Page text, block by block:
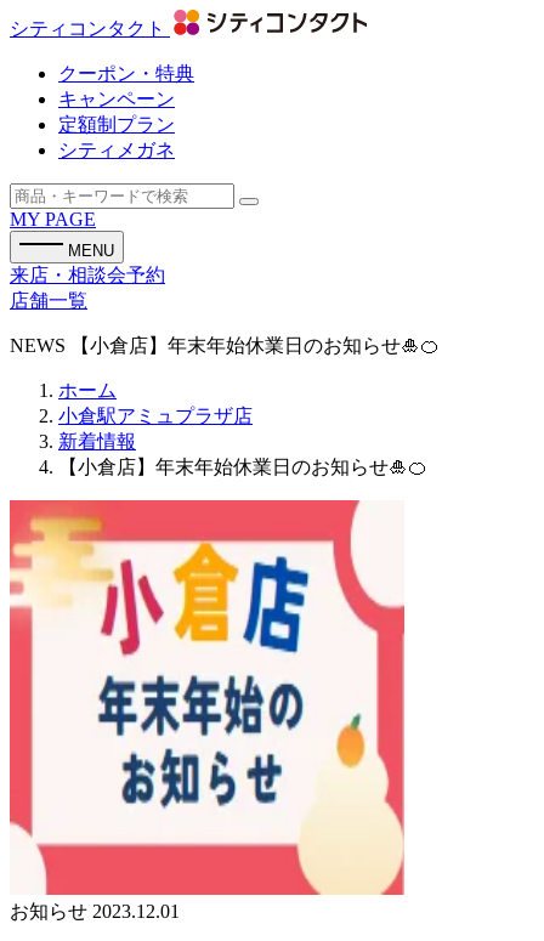
シティコンタクト
クーポン・特典
キャンペーン
定額制プラン
シティメガネ
MY PAGE
MENU
来店・相談会予約
店舗一覧
NEWS 【小倉店】年末年始休業日のお知らせ🎍🍊
ホーム
小倉駅アミュプラザ店
新着情報
【小倉店】年末年始休業日のお知らせ🎍🍊
お知らせ 2023.12.01